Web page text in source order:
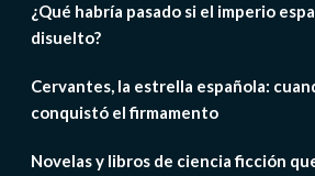
¿Qué habría pasado si el imperio
disuelto?
Cervantes, la estrella española:
conquistó el firmamento
Novelas y libros de ciencia ficción